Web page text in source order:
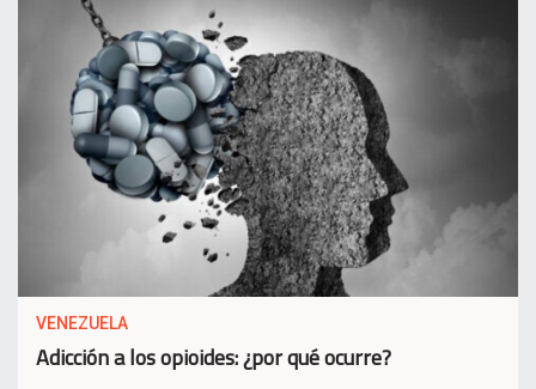
VENEZUELA
Adicción a los opioides: ¿por qué ocurre?